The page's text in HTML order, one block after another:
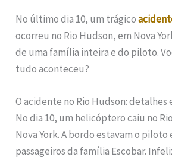
No último dia 10, um trágico
ocorreu no Rio Hudson, em Nova
de uma família inteira e do piloto.
tudo aconteceu?
O acidente no Rio Hudson: detalhes
No dia 10, um helicóptero caiu no
Nova York. A bordo estavam o piloto
passageiros da família Escobar.